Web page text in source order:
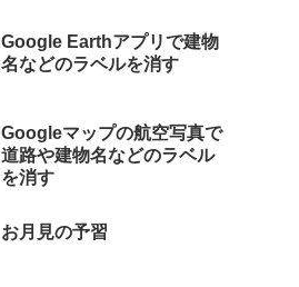
Google Earthアプリで建物
名などのラベルを消す
Googleマップの航空写真で
道路や建物名などのラベル
を消す
お月見の予習